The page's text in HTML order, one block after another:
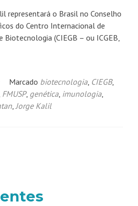
representará o Brasil no Conselho
do Centro Internacional de
Biotecnologia (CIEGB – ou ICGEB,
Marcado biotecnologia, CIEGB,
FMUSP, genética, imunologia,
,Jorge Kalil